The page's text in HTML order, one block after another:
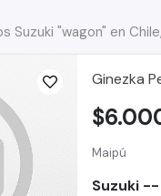
Suzuki "wagon" en
Ginezka
Maipú
Suzuki --